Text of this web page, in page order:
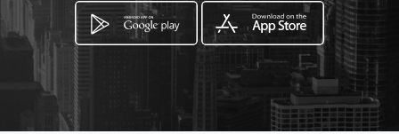
How to get